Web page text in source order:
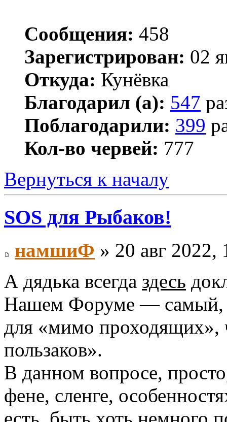
Сообщения: 458
Зарегистрирован: 02
Откуда: Кунёвка
Благодарил (а): 547
Поблагодарили: 399
Кол-во червей: 777
Вернуться к началу
SOS для Рыбаков!
намшиФ » 20 авг 2022,
А дядька всегда здесь
Нашем Форуме — самый,
для «мимо проходящих»,
пользаков».
В данном вопросе,
фене, сленге,